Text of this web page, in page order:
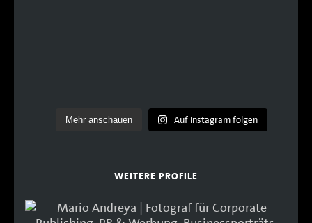
Mehr anschauen Auf Instagram folgen
WEITERE PROFILE